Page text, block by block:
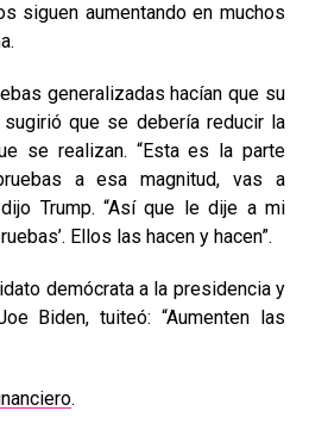
siguen aumentando en muchos
generalizadas hacían que su
que se debería reducir la
se realizan. “Esta es la parte
a esa magnitud, vas a
Trump. “Así que le dije a mi
Ellos las hacen y hacen”.
demócrata a la presidencia y
Biden, tuiteó: “Aumenten las
.